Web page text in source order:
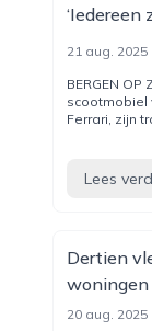
‘Iedereen
21 aug. 2025
BERGEN
scootmobiel
Ferrari, zijn
Lees
Dertien
woningen
20 aug. 2025